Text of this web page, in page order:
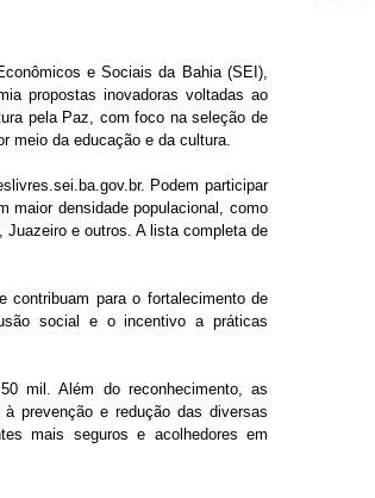
e Sociais da Bahia (SEI),
propostas inovadoras voltadas ao
pela Paz, com foco na seleção de
meio da educação e da cultura.
Podem participar
maior densidade populacional, como
e outros. A lista completa de
contribuam para o fortalecimento de
social e o incentivo a práticas
mil. Além do reconhecimento, as
prevenção e redução das diversas
mais seguros e acolhedores em